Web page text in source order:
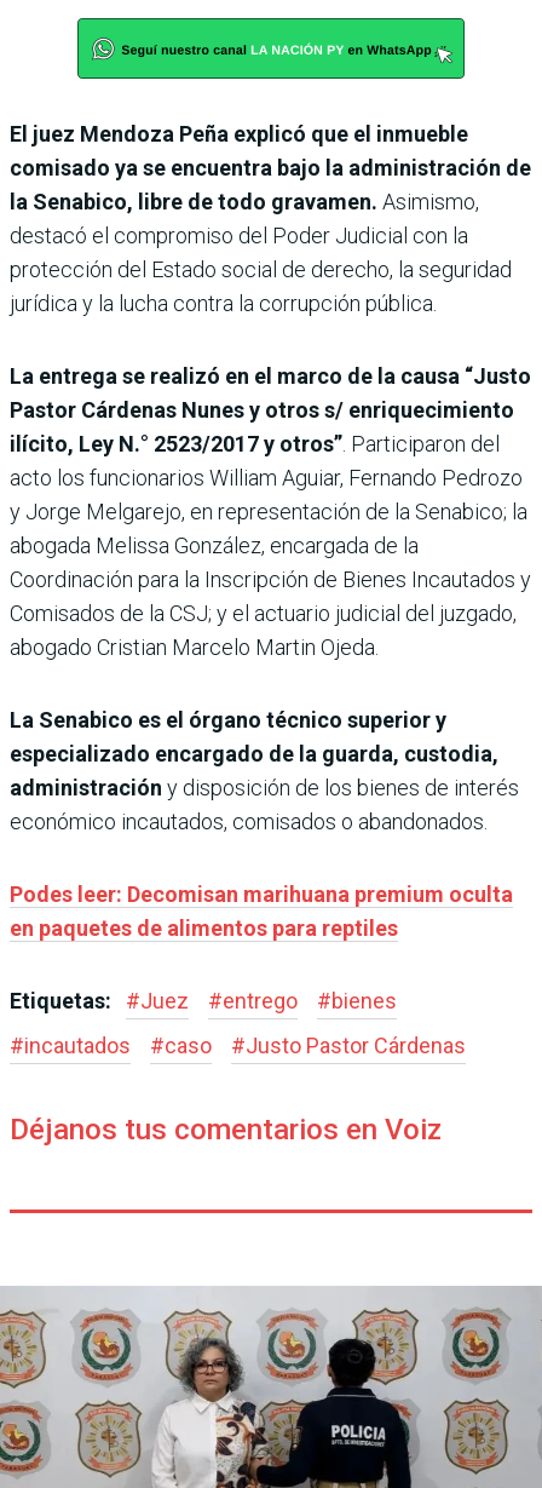
El juez Mendoza Peña explicó que el inmueble
comisado ya se encuentra bajo la administración de
la Senabico, libre de todo gravamen. Asimismo,
destacó el compromiso del Poder Judicial con la
protección del Estado social de derecho, la seguridad
jurídica y la lucha contra la corrupción pública.
La entrega se realizó en el marco de la causa “Justo
Pastor Cárdenas Nunes y otros s/ enriquecimiento
ilícito, Ley N.° 2523/2017 y otros” . Participaron del
acto los funcionarios William Aguiar, Fernando Pedrozo
y Jorge Melgarejo, en representación de la Senabico; la
abogada Melissa González, encargada de la
Coordinación para la Inscripción de Bienes Incautados y
Comisados de la CSJ; y el actuario judicial del juzgado,
abogado Cristian Marcelo Martin Ojeda.
La Senabico es el órgano técnico superior y
especializado encargado de la guarda, custodia,
administración y disposición de los bienes de interés
económico incautados, comisados o abandonados.
Podes leer: Decomisan marihuana premium oculta
en paquetes de alimentos para reptiles
Etiquetas: #Juez #entrego #bienes
#incautados #caso #Justo Pastor Cárdenas
Déjanos tus comentarios en Voiz